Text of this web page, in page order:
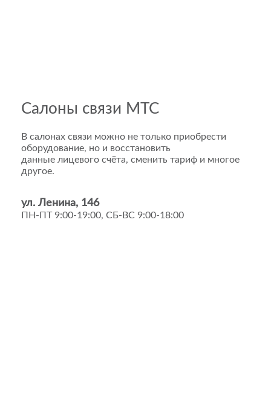
Салоны связи МТС
В салонах связи можно не только приобрести
оборудование, но и восстановить
данные лицевого счёта, сменить тариф и многое
другое.
ул. Ленина, 146
ПН-ПТ 9:00-19:00, СБ-ВС 9:00-18:00